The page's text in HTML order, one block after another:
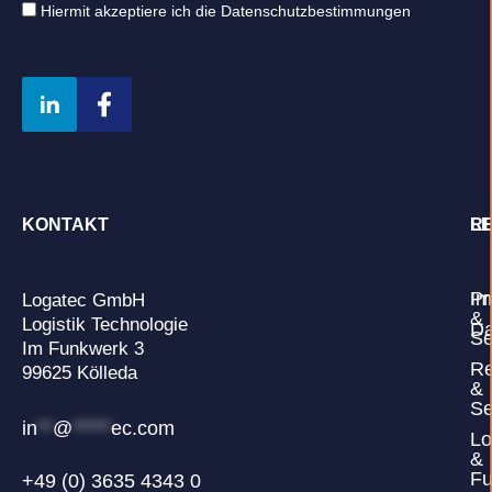
Hiermit akzeptiere ich die Datenschutzbestimmungen
KONTAKT
Logatec GmbH
Logistik Technologie
Im Funkwerk 3
99625 Kölleda
in ** @ ***** ec.com
+49 (0) 3635 4343 0
&
&
&